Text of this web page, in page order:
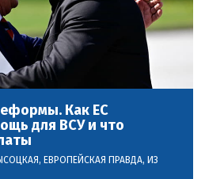
Как ЕС
для ВСУ и что
, ЕВРОПЕЙСКАЯ ПРАВДА, ИЗ